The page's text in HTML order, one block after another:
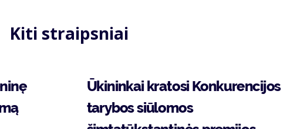
Kiti straipsniai
Ūkininkai kratosi Konkurencijos
tarybos siūlomos